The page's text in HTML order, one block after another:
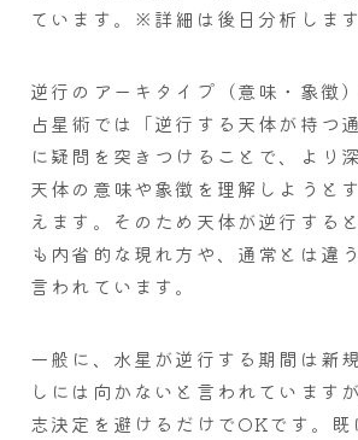
ています。※詳細は後日分析します
逆行のアーキタイプ（意味・象徴
占星術では「逆行する天体が持つ
に疑問を突きつけることで、より
天体の意味や象徴を理解しようと
えます。そのため天体が逆行する
も内省的な現れ方や、通常とは違
言われています。
一般に、水星が逆行する期間は新
しには向かないと言われています
志決定を避けるだけでOKです。既